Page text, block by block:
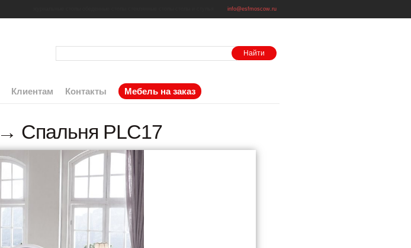
info@esfmoscow.ru
Клиентам Контакты Мебель на заказ
→ Спальня PLC17